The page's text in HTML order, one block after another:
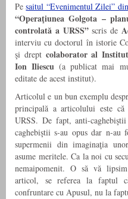
Pesaitul “Evenimentul Zilei”
“Operaţiunea Golgota –
controlată a URSS”scris de
interviu cu doctorul în istorie
şi drept colaborator al
Ion Iliescu (a publicat mai
editate de acest institut).
Articolul e un bun exemplu
principală a articolului este
URSS. De fapt, anti-
caghebiştii s-au opus dar n-au
supermenii din imaginaţia
asume meritele. Ca la noi cu
nemaipomenit. O să vă
articol, se referea la faptul
confruntare cu Apusul, nu la